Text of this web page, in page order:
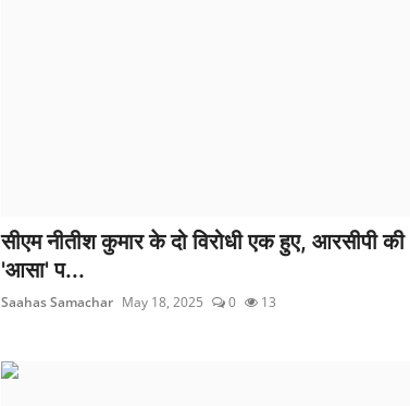
सीएम नीतीश कुमार के दो विरोधी एक हुए, आरसीपी की
'आसा' प...
Saahas Samachar May 18, 2025 0 13